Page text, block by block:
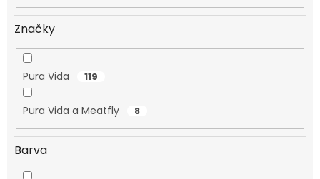
Značky
Pura Vida 119
Pura Vida a Meatfly 8
Barva